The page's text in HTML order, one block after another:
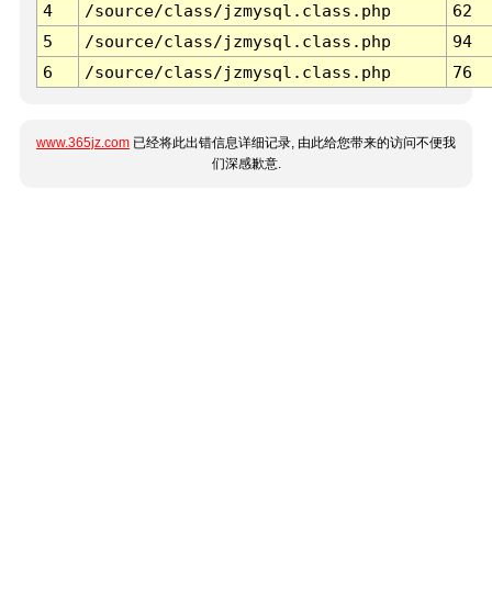
4
/source/class/jzmysql.class.php
62
5
/source/class/jzmysql.class.php
94
6
/source/class/jzmysql.class.php 76
www.365jz.com 已经将此出错信息详细记录, 由此给您带来的访问不便我
们深感歉意.